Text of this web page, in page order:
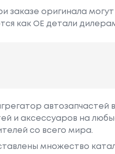
заказе оригинала
как ОЕ детали
и аксессуаров на
со всего мира.
множество